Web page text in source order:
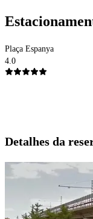
Plaça Espanya
4.0
Detalhes da